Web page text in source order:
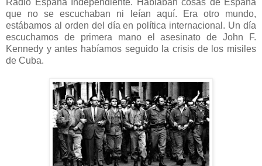
que no se escuchaban ni leían aquí. Era otro mundo,
estábamos al orden del día en política internacional. Un día
escuchamos de primera mano el asesinato de John F.
Kennedy y antes habíamos seguido la crisis de los misiles
de Cuba.